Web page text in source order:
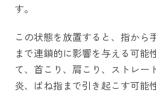
す。
この状態を放置すると、指から
まで連鎖的に影響を与える可能
て、首こり、肩こり、ストレー
炎、ばね指まで引き起こす可能